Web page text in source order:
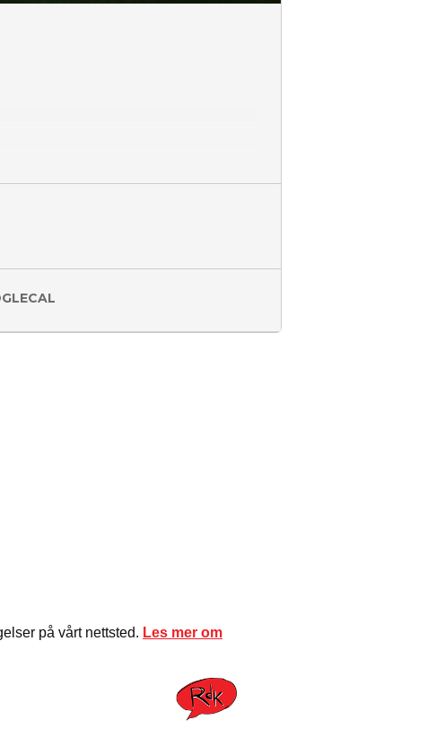
før. Her ser du din nye favoritt komiker som du
og funky lokaler. Dette er intimt, rocka og
på vårt nettsted. Les mer om